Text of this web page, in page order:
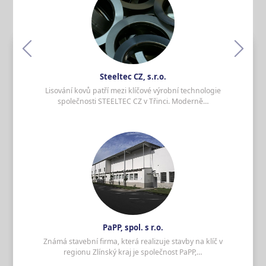
Steeltec CZ, s.r.o.
Lisování kovů patří mezi klíčové výrobní technologie
společnosti STEELTEC CZ v Třinci. Moderně…
pro velkosériovou výrobu
Lisování kovů patří mezi klíčové výrobní
technologie společnosti STEELTEC CZ v Třinci.
Moderně vybavená lisovna umožňuje
Číst více
PaPP, spol. s r.o.
Známá stavební firma, která realizuje stavby na klíč v
regionu Zlínský kraj je společnost PaPP,…
Zkušená stavební firma pro
rodinné, občanské stavby i
průmyslové objekty - kompletní
stavební práce, výstavba na klíč
Známá stavební firma, která realizuje stavby
na klíč v regionu Zlínský kraj je společnost
PaPP, spol. s r.o. Uherské Hradiště. Zajistí
kompletní…
Číst více